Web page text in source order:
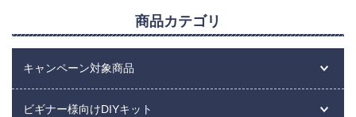
商品カテゴリ
キャンペーン対象商品
ビギナー様向けDIYキット